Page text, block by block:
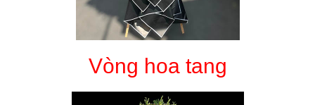
Vòng hoa tang